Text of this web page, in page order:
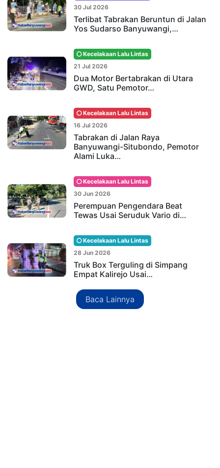
30 Jul 2026
Terlibat Tabrakan Beruntun di Jalan
Yos Sudarso Banyuwangi,…
Kecelakaan Lalu Lintas
21 Jul 2026
Dua Motor Bertabrakan di Utara
GWD, Satu Pemotor…
Kecelakaan Lalu Lintas
16 Jul 2026
Tabrakan di Jalan Raya
Banyuwangi-Situbondo, Pemotor
Alami Luka…
Kecelakaan Lalu Lintas
30 Jun 2026
Perempuan Pengendara Beat
Tewas Usai Seruduk Vario di…
Kecelakaan Lalu Lintas
28 Jun 2026
Truk Box Terguling di Simpang
Empat Kalirejo Usai…
Baca Lainnya